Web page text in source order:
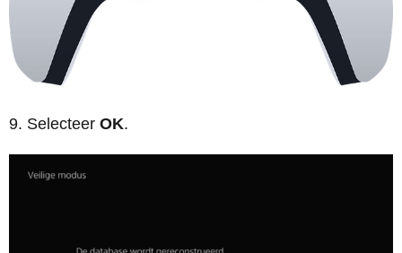
Selecteer OK.